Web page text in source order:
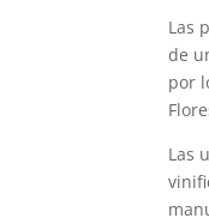
Las
de
por
Las